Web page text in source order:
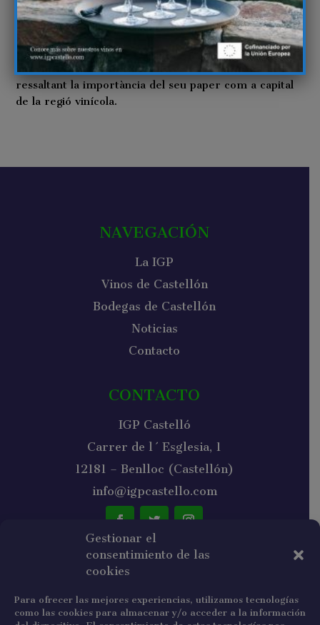
Gestionar el
consentimiento de las
cookies
Para ofrecer las mejores experiencias, utilizamos tecnologías
como las cookies para almacenar y/o acceder a la información
en viu per a crear un ambient festiu i amé.
Aquest destacat celler de Castelló, té com a objectiu
enfortir la posició de Sant Mateu com un punt de
referència estratègic en la indústria vinícola,
ressaltant la importància del seu paper com a capital
de la regió vinícola.
NAVEGACIÓN
La IGP
Vinos de Castellón
Bodegas de Castellón
Noticias
Contacto
CONTACTO
IGP Castelló
Carrer de l´Esglesia, 1
12181 – Benlloc (Castellón)
info@igpcastello.com
NEWSLETTER